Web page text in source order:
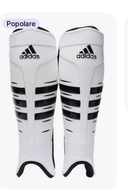
Popolare